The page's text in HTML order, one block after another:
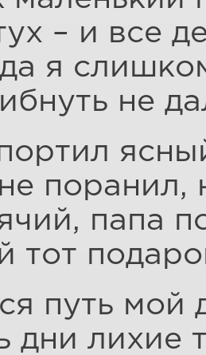
– и все
я
не
поранил,
папа
тот
путь мой
дни лихие